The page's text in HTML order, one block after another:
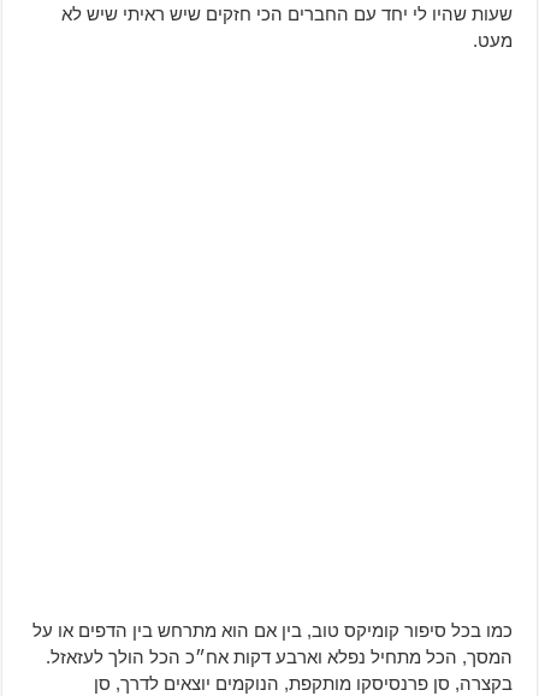
שעות שהיו לי יחד עם החברים הכי חזקים שיש ראיתי שיש לא
מעט.
כמו בכל סיפור קומיקס טוב, בין אם הוא מתרחש בין הדפים או על
המסך, הכל מתחיל נפלא וארבע דקות אח״כ הכל הולך לעזאזל.
בקצרה, סן פרנסיסקו מותקפת, הנוקמים יוצאים לדרך, סן